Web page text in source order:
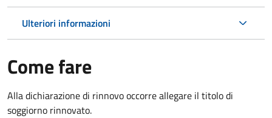
Ulteriori informazioni
Come fare
Alla dichiarazione di rinnovo occorre allegare il titolo di
soggiorno rinnovato.